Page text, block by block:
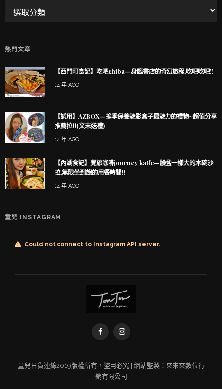
熱門文章
【西門町食記】吃吧chiba—身臨書店的奇幻旅程,吃吧吃吧!!
14 年 AGO
【試用】AZBOX—換季保養魅影盒子最魅力的禮物~超值分享
推薦拉!!(文末送禮)
14 年 AGO
【內湖食記】覺旅咖啡journey kaffe—臉盆一樣大的木碗沙
拉,無限坐到飽的用餐時間!!
14 年 AGO
童兒 INSTAGRAM
Could not connect to Instagram API server.
童兒日貨連線2019版權所有，盜用必究 | 網站監製： 來來來數位行
銷有限公司